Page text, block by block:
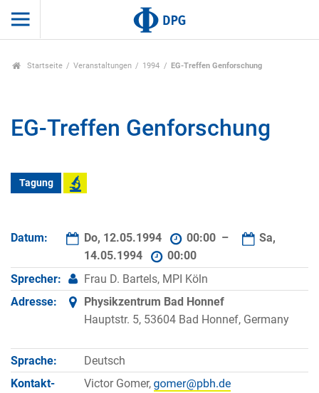
Startseite Veranstaltungen 1994 EG-Treffen Genforschung
EG-Treffen Genforschung
Tagung
Datum: Do, 12.05.1994 00:00 –
Sa,
14.05.1994
00:00
Sprecher:
Frau D. Bartels, MPI Köln
Adresse:
Physikzentrum Bad Honnef
Hauptstr. 5, 53604 Bad Honnef, Germany
Sprache:
Deutsch
Kontakt­
Victor Gomer,